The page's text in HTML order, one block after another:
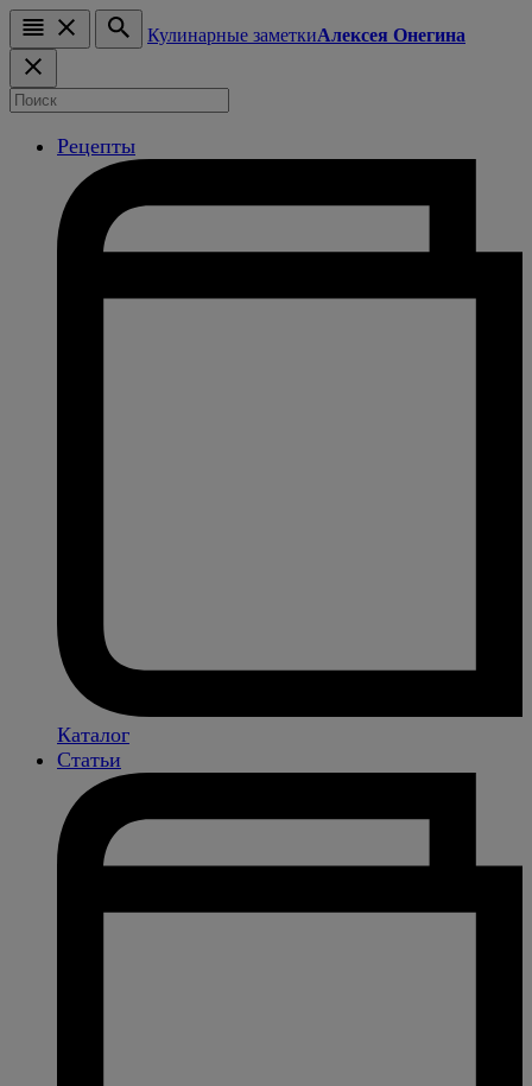
Кулинарные заметкиАлексея Онегина
Рецепты
Каталог
Статьи